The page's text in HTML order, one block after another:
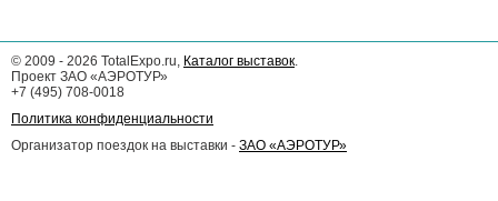
© 2009 - 2026 TotalExpo.ru, Каталог выставок.
Проект ЗАО «АЭРОТУР»
+7 (495) 708-0018
Политика конфиденциальности
Организатор поездок на выставки - ЗАО «АЭРОТУР»